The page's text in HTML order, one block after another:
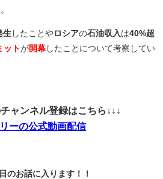
生 したことやロシアの石油収入 は40%超
ットが開幕 したことについて考察してい
ャンネル登録はこちら↓↓↓
ーの公式動画配信
のお話に入ります！！